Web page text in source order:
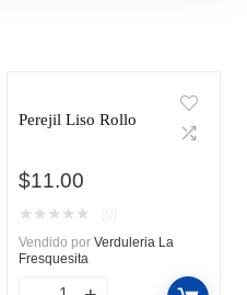
Perejil Liso Rollo
$11.00
★ ★ ★ ★ ★
Vendido por Verduleria La
Fresquesita